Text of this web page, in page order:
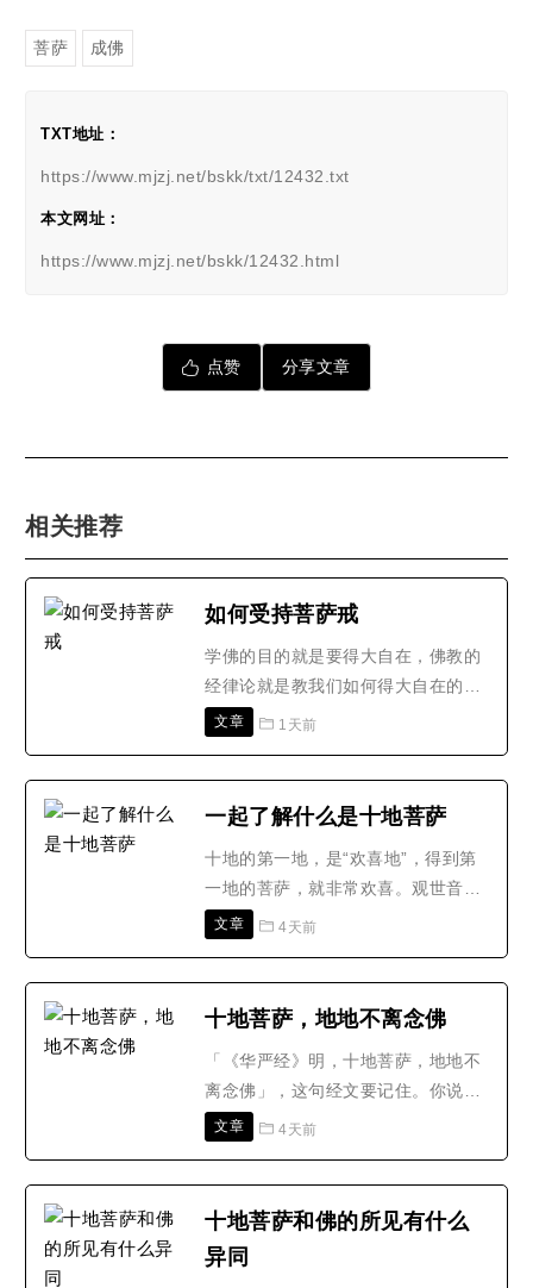
菩萨 成佛
TXT地址：
https://www.mjzj.net/bskk/txt/12432.txt
本文网址：
https://www.mjzj.net/bskk/12432.html
点赞 分享文章
相关推荐
如何受持菩萨戒
学佛的目的就是要得大自在，佛教的
经律论就是教我们如何得大自在的方
法。我们常常因为对佛法缺乏正确的
种烦恼，甚至对戒律产生误解，以前
这就与受戒得大自在的初衷相违背
了。如果懂得了佛陀制戒的..
文章 1天前
一起了解什么是十地菩萨
十地的第一地，是“欢喜地”，得到第
一地的菩萨，就非常欢喜。观世音菩
萨在第一地的时候，听见千光王静住
跳到八地“不动地”。所以到八地的菩
到欢喜地这个果位上，一切时一切
处，都欢喜教化众生。..
文章 4天前
十地菩萨，地地不离念佛
「《华严经》明，十地菩萨，地地不
离念佛」，这句经文要记住。你说这
个念佛法门比不上其他法门，为什么
是八万四千法门;登地之后，统统修一
陀佛，《华严经》上说的。怎么知道
文章 4天前
十地菩萨和佛的所见有什么
异同